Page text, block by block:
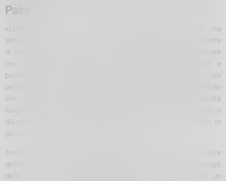
Paini
«L’inclusione non si costruisce soltanto con le parole, ma
attraverso scelte concrete», afferma
, presidente
di Valtellina Arcobaleno APS. «Con Safe Space vogliamo creare
una rete visibile di attività commerciali, professioniste e
professionisti che scelgono di dire chiaramente: qui ogni
persona è accolta e rispettata. Il nostro obiettivo è fare in modo
che chi vive o visita la Valtellina possa riconoscere con facilità
luoghi in cui sentirsi al sicuro, senza paura di essere giudicato o
discriminato. Ogni nuova adesione rappresenta un tassello in
più verso una provincia più inclusiva».
Anche la vicepresidente
sottolinea il valore
dell’iniziativa: «Questo progetto nasce dall’ascolto dei bisogni
delle persone del territorio. Sapere di poter entrare in un